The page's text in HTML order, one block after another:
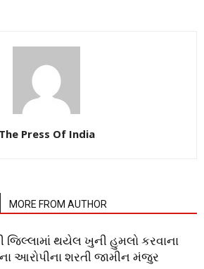
The Press Of India
MORE FROM AUTHOR
જિલ્લામાં થયેલ ખુની હુમલો કરવાના
આરોપીના શરતી જામીન મંજુર